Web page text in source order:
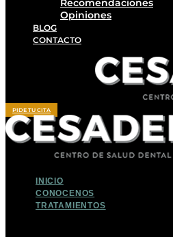
Recomendaciones
Opiniones
BLOG
CONTACTO
PIDE TU CITA
INICIO
CONOCENOS
TRATAMIENTOS